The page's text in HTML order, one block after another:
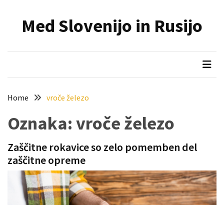
content
NAJNOVEJŠI
dedku
spremenil
življenje
Zelo
priljubljena
naglavna
svetilka
povečuje
contentMed Slovenijo in Rusijo
Home vroče železo
Oznaka: vroče železo
Zaščitne rokavice so zelo pomemben del
zaščitne opreme